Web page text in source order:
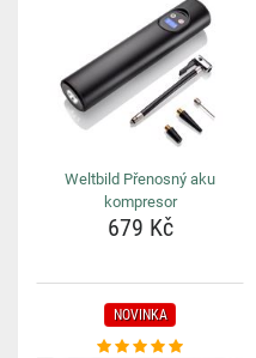
Weltbild Přenosný aku
kompresor
679 Kč
NOVINKA